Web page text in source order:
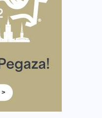
się w bieganiu?
warto włączyć do
na weekend z
Warszawskiego.